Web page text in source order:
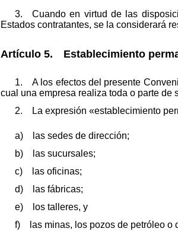
3. Cuando en virtud de las
Estados contratantes, se la considerará
Artículo 5. Establecimiento
1. A los efectos del presente
cual una empresa realiza toda o parte de
2. La expresión «establecimiento
a) las sedes de dirección;
b) las sucursales;
c) las oficinas;
d) las fábricas;
e) los talleres, y
f) las minas, los pozos de petróleo o